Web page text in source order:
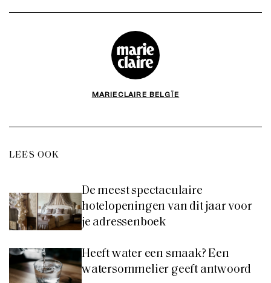
MARIECLAIRE BELGÏE
LEES OOK
De meest spectaculaire
hotelopeningen van dit jaar voor
je adressenboek
Heeft water een smaak? Een
watersommelier geeft antwoord